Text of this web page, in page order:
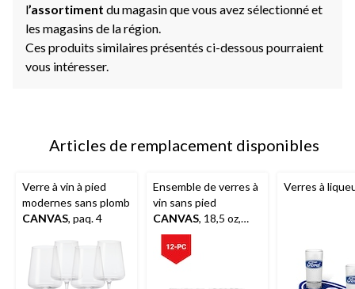
l’assortiment du magasin que vous avez sélectionné et
les magasins de la région.
Ces produits similaires présentés ci-dessous pourraient
vous intéresser.
Articles de remplacement disponibles
Verre à vin à pied
modernes sans plomb
CANVAS, paq. 4
Ensemble de verres à
vin sans pied
CANVAS, 18,5 oz,
paq. 12
Verres à